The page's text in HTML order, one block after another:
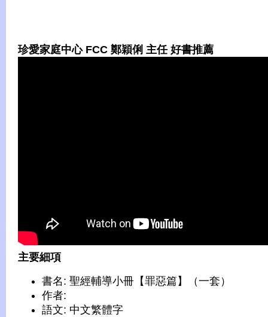
珍愛家庭中心 FCC 鄭穎俐 主任 好書推薦
主要細項
書名: 聖經輔導小冊【罪惡篇】（一套）
作者:
語文: 中文繁體字